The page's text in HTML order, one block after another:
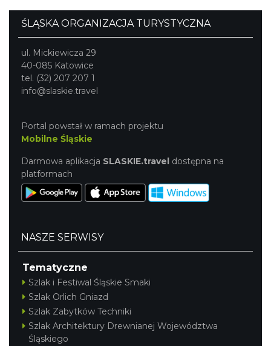
ŚLĄSKA ORGANIZACJA TURYSTYCZNA
ul. Mickiewicza 29
40-085 Katowice
tel. (32) 207 207 1
info@slaskie.travel
Portal powstał w ramach projektu
Mobilne Śląskie
Darmowa aplikacja SLASKIE.travel dostępna na
platformach
NASZE SERWISY
Tematyczne
Szlak i Festiwal Śląskie Smaki
Szlak Orlich Gniazd
Szlak Zabytków Techniki
Szlak Architektury Drewnianej Województwa
Śląskiego